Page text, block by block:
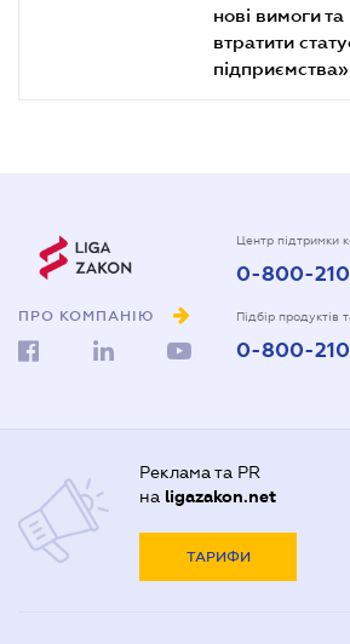
нові вимоги
втратити
підприємства»
ПРО КОМПАНІЮ
Центр підтримки
0-800-
Підбір продуктів
0-800-
Реклама та PR
на ligazakon.net
ТАРИФИ